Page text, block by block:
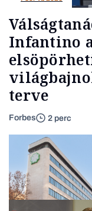
Infantino
terve
Forbes 2 perc